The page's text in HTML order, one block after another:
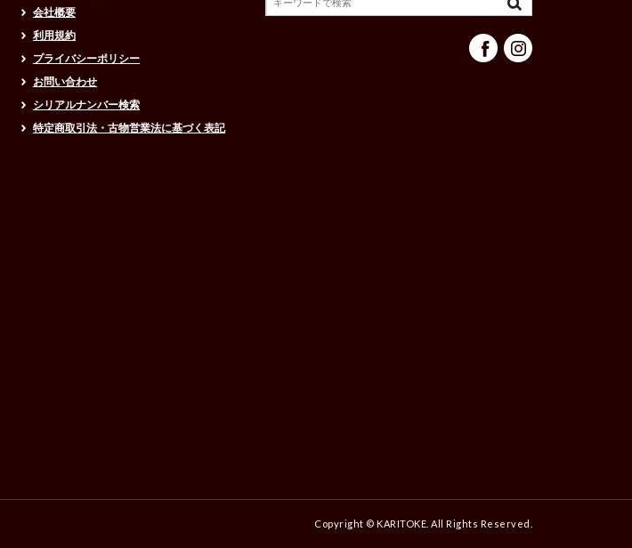
会社概要
利用規約
プライバシーポリシー
お問い合わせ
シリアルナンバー検索
特定商取引法・古物営業法に基づく表記
Copyright © KARITOKE. All Rights Reserved.